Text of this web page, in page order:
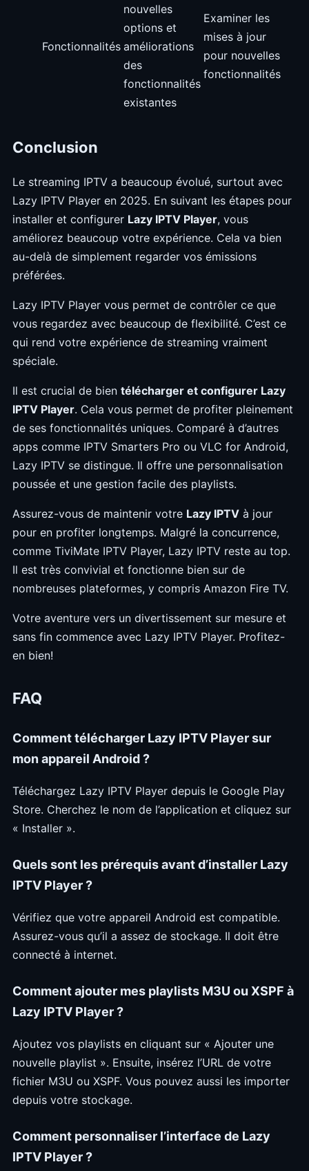
Fonctionnalités
nouvelles
options et
améliorations
des
fonctionnalités
existantes
Examiner les
mises à jour
pour nouvelles
fonctionnalités
Conclusion
Le streaming IPTV a beaucoup évolué, surtout avec
Lazy IPTV Player en 2025. En suivant les étapes pour
installer et configurer Lazy IPTV Player, vous
améliorez beaucoup votre expérience. Cela va bien
au-delà de simplement regarder vos émissions
préférées.
Lazy IPTV Player vous permet de contrôler ce que
vous regardez avec beaucoup de flexibilité. C’est ce
qui rend votre expérience de streaming vraiment
spéciale.
Il est crucial de bien télécharger et configurer Lazy
IPTV Player. Cela vous permet de profiter pleinement
de ses fonctionnalités uniques. Comparé à d’autres
apps comme IPTV Smarters Pro ou VLC for Android,
Lazy IPTV se distingue. Il offre une personnalisation
poussée et une gestion facile des playlists.
Assurez-vous de maintenir votre Lazy IPTV à jour
pour en profiter longtemps. Malgré la concurrence,
comme TiviMate IPTV Player, Lazy IPTV reste au top.
Il est très convivial et fonctionne bien sur de
nombreuses plateformes, y compris Amazon Fire TV.
Votre aventure vers un divertissement sur mesure et
sans fin commence avec Lazy IPTV Player. Profitez-
en bien!
FAQ
Comment télécharger Lazy IPTV Player sur
mon appareil Android ?
Téléchargez Lazy IPTV Player depuis le Google Play
Store. Cherchez le nom de l’application et cliquez sur
« Installer ».
Quels sont les prérequis avant d’installer Lazy
IPTV Player ?
Vérifiez que votre appareil Android est compatible.
Assurez-vous qu’il a assez de stockage. Il doit être
connecté à internet.
Comment ajouter mes playlists M3U ou XSPF à
Lazy IPTV Player ?
Ajoutez vos playlists en cliquant sur « Ajouter une
nouvelle playlist ». Ensuite, insérez l’URL de votre
fichier M3U ou XSPF. Vous pouvez aussi les importer
depuis votre stockage.
Comment personnaliser l’interface de Lazy
IPTV Player ?